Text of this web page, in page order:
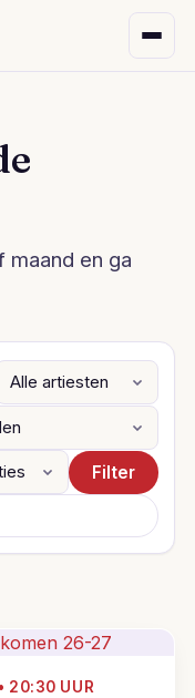
maand en ga
Filter
20:30 UUR